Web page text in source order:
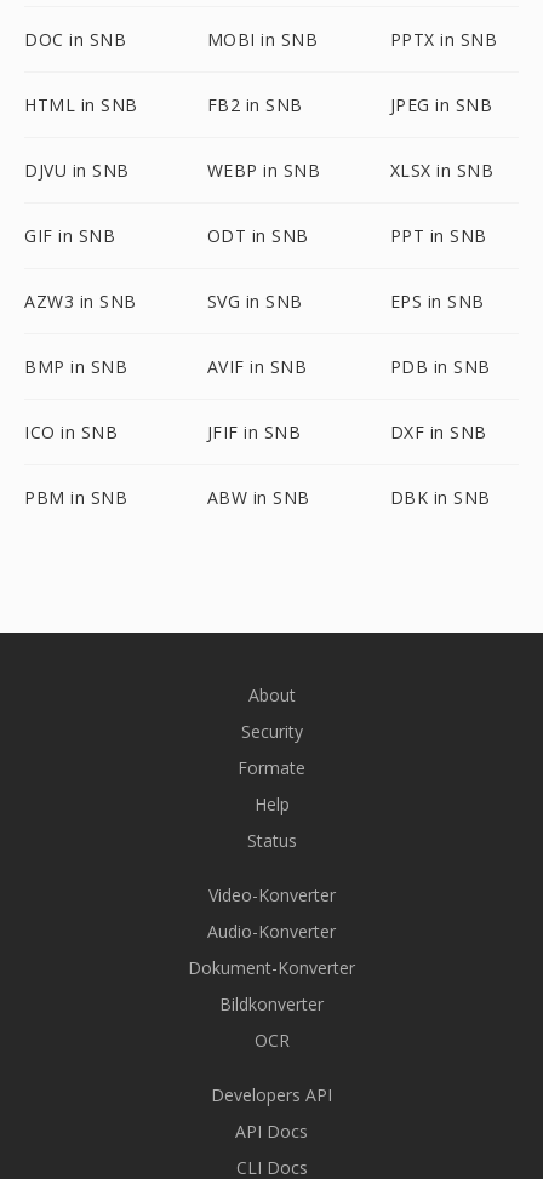
DOC in SNB MOBI in SNB PPTX in SNB
HTML in SNB FB2 in SNB JPEG in SNB
DJVU in SNB WEBP in SNB XLSX in SNB
GIF in SNB ODT in SNB PPT in SNB
AZW3 in SNB SVG in SNB EPS in SNB
BMP in SNB AVIF in SNB PDB in SNB
ICO in SNB JFIF in SNB DXF in SNB
PBM in SNB ABW in SNB DBK in SNB
About
Security
Formate
Help
Status
Video-Konverter
Audio-Konverter
Dokument-Konverter
Bildkonverter
OCR
Developers API
API Docs
CLI Docs